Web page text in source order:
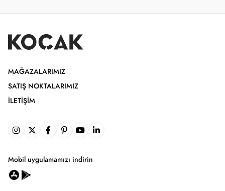
MAĞAZALARIMIZ
SATIŞ NOKTALARIMIZ
İLETIŞIM
Mobil uygulamamızı indirin